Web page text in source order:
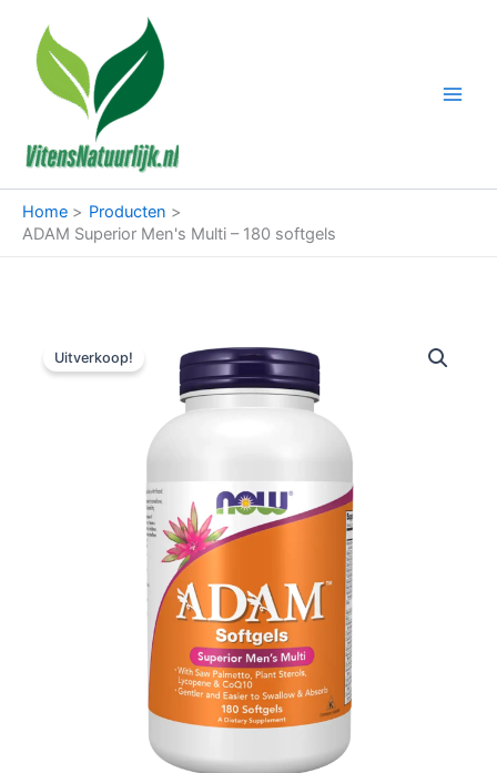
inhoud
Home
Producten
ADAM Superior Men's Multi – 180 softgels
Uitverkoop!